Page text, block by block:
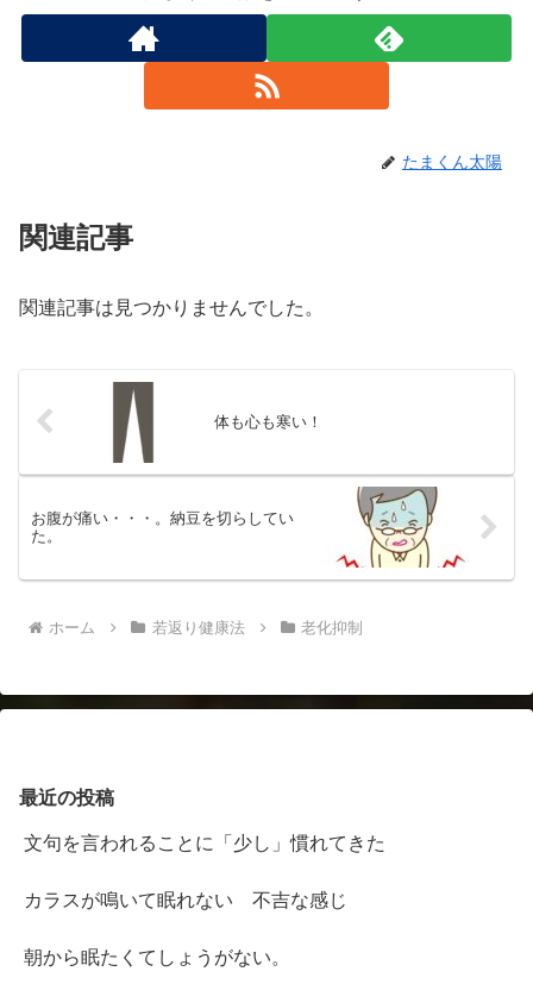
たまくん太陽
関連記事
関連記事は見つかりませんでした。
体も心も寒い！
お腹が痛い・・・。納豆を切らしてい
た。
ホーム 若返り健康法 老化抑制
最近の投稿
文句を言われることに「少し」慣れてきた
カラスが鳴いて眠れない 不吉な感じ
朝から眠たくてしょうがない。